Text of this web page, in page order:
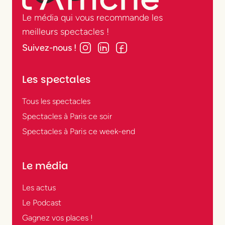
théâtres parisiens.
Quels sont les
spectacles
incontournables du
moment ?
Tout dépend de ce que vous avez envie de
voir : une comédie dans un théâtre privé, un
Dramatique National, une pièce classique
revisitée ou une comédie musicale
spectaculaire ? À Paris, le spectacle vivant
se décline sous toutes les formes, dans une
Le média qui vous recommande les
meilleurs spectacles !
Suivez-nous !
Les spectales
Tous les spectacles
Spectacles à Paris ce soir
Spectacles à Paris ce week-end
Le média
Les actus
Le Podcast
Gagnez vos places !